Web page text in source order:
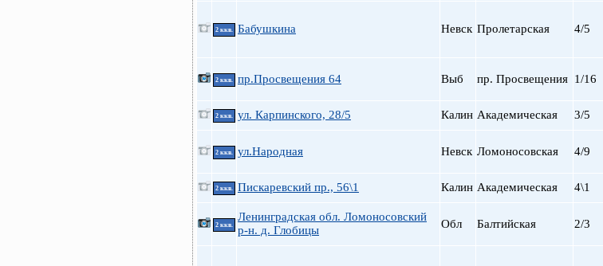
2 ккв. Бабушкина Невск Пролетарская 4/5
2 ккв. пр.Просвещения 64 Выб пр. Просвещения 1/16
2 ккв. ул. Карпинского, 28/5 Калин Академическая 3/5
2 ккв. ул.Народная Невск Ломоносовская 4/9
2 ккв. Пискаревский пр., 56\1 Калин Академическая 4\1
2 ккв.
Ленинградская обл. Ломоносовский
р-н. д. Глобицы
Обл Балтийская 2/3